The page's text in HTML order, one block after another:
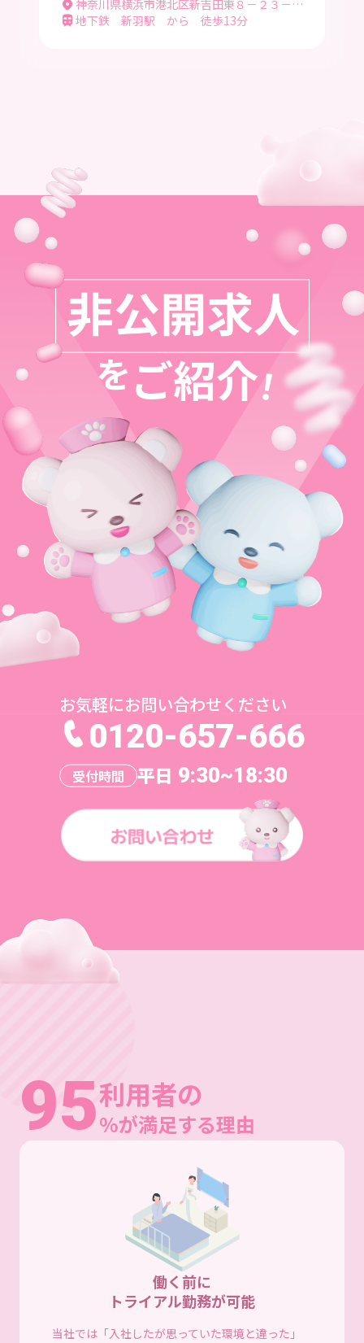
神奈川県横浜市港北区新吉田東８－２３－１ 新吉田訪問看護ステーション
地下鉄 新羽駅 から 徒歩13分
お気軽にお問い合わせください
0120-657-666
受付時間 平日 9:30~18:30
95利用者の
%が満足する理由
働く前に
トライアル勤務が可能
当社では「入社したが思っていた環境と違った」